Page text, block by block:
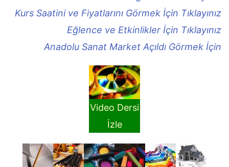
Kurs Saatini ve Fiyatlarını Görmek İçin Tıklayınız
Eğlence ve Etkinlikler İçin Tıklayınız
Anadolu Sanat Market Açıldı Görmek İçin
Video Dersi
İzle